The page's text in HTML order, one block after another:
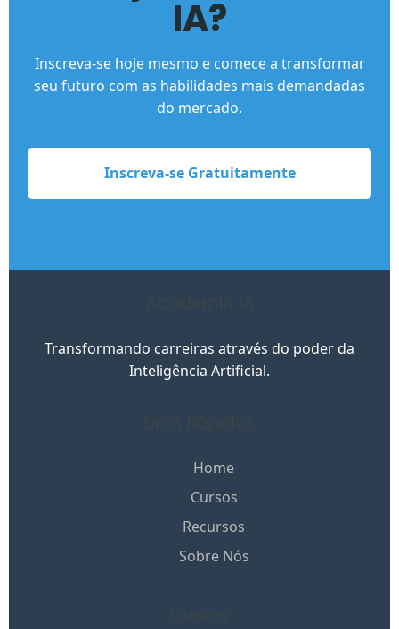
IA?
Inscreva-se hoje mesmo e comece a transformar
seu futuro com as habilidades mais demandadas
do mercado.
Inscreva-se Gratuitamente
Transformando carreiras através do poder da
Inteligência Artificial.
Home
Cursos
Recursos
Sobre Nós